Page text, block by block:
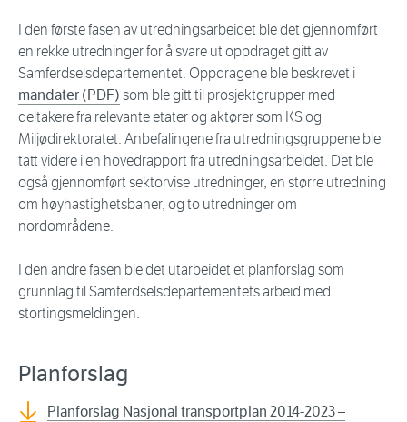
I den første fasen av utredningsarbeidet ble det gjennomført
en rekke utredninger for å svare ut oppdraget gitt av
Samferdselsdepartementet. Oppdragene ble beskrevet i
mandater (PDF) som ble gitt til prosjektgrupper med
deltakere fra relevante etater og aktører som KS og
Miljødirektoratet. Anbefalingene fra utredningsgruppene ble
tatt videre i en hovedrapport fra utredningsarbeidet. Det ble
også gjennomført sektorvise utredninger, en større utredning
om høyhastighetsbaner, og to utredninger om
nordområdene.
I den andre fasen ble det utarbeidet et planforslag som
grunnlag til Samferdselsdepartementets arbeid med
stortingsmeldingen.
Planforslag
Planforslag Nasjonal transportplan 2014-2023 –